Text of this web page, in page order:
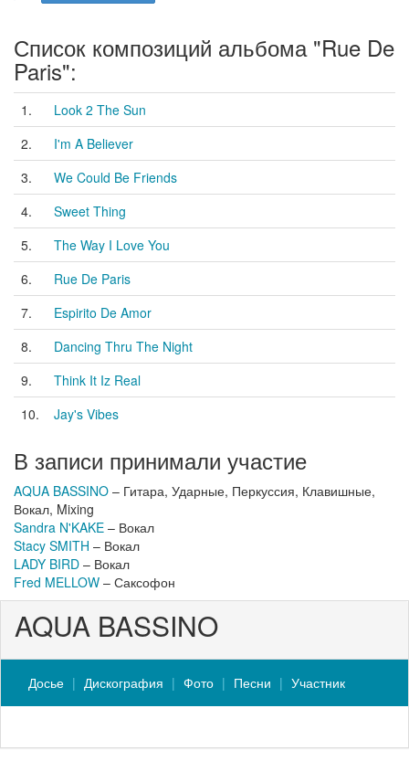
Список композиций альбома "Rue De
Paris":
1.
Look 2 The Sun
2.
I'm A Believer
3.
We Could Be Friends
4.
Sweet Thing
5.
The Way I Love You
6.
Rue De Paris
7.
Espirito De Amor
8.
Dancing Thru The Night
9.
Think It Iz Real
10.
Jay's Vibes
В записи принимали участие
AQUA BASSINO – Гитара, Ударные, Перкуссия, Клавишные,
Вокал, Mixing
Sandra N'KAKE – Вокал
Stacy SMITH – Вокал
LADY BIRD – Вокал
Fred MELLOW – Саксофон
AQUA BASSINO
Досье Дискография Фото Песни Участник